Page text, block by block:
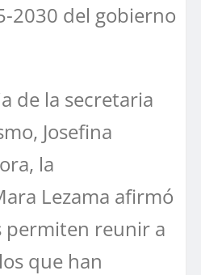
2030 del gobierno
de la secretaria
Josefina
la
Lezama afirmó
permiten reunir a
que han